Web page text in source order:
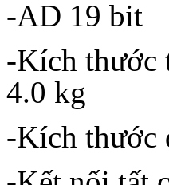
-AD 19 bit
-Kích thước
4.0 kg
-Kích thước